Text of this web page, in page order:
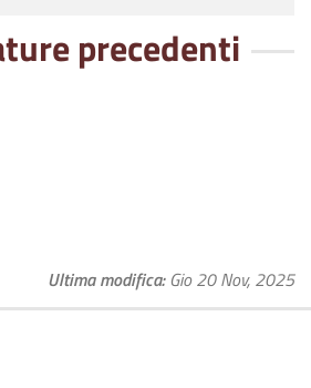
precedenti
Ultima modifica Gio 20 Nov, 2025